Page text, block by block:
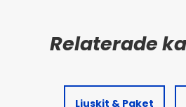
Ljuskit & Paket